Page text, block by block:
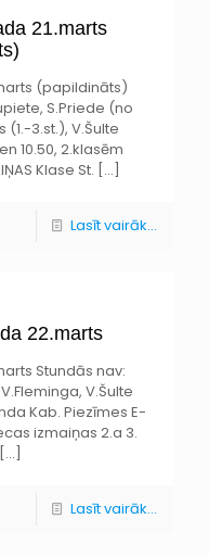
21.marts
(papildināts)
S.Priede (no
(1.-3.st.), V.Šulte
10.50, 2.klasēm
Klase St. […]
Lasīt vairāk...
22.marts
Stundās nav:
V.Šulte
Kab. Piezīmes E-
izmaiņas 2.a 3.
[…]
Lasīt vairāk...